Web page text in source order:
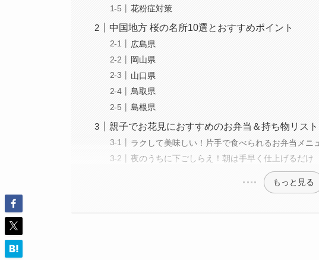
花粉症対策
中国地方 桜の名所10選とおすすめポイント
広島県
岡山県
山口県
鳥取県
島根県
親子でお花見におすすめのお弁当＆持ち物リスト
ラクして美味しい！片手で食べられるお弁当メニ
夜のうちに下ごしらえ！朝は手早く仕上げるだけ
もっと見る